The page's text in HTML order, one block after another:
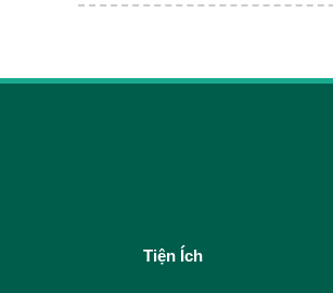
Tiện Ích